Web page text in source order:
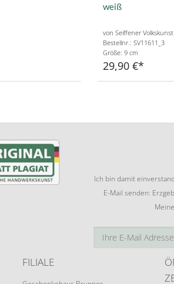
weiß
von Seiffener Volkskunst
Bestellnr.: SV11611_3
Größe: 9 cm
29,90 €
Ich bin damit
E-Mail senden:
FILIALE